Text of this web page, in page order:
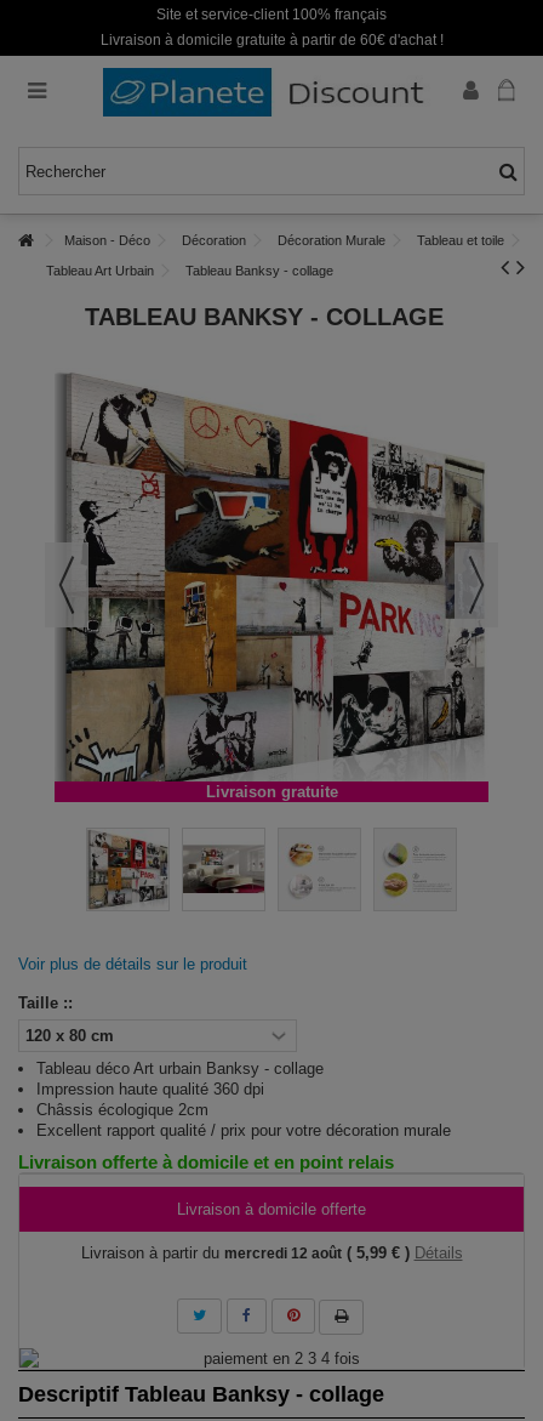
Site et service-client 100% français
Livraison à domicile gratuite à partir de 60€ d'achat !
Maison - Déco Décoration Décoration Murale Tableau et toile
Tableau Art Urbain Tableau Banksy - collage
TABLEAU BANKSY - COLLAGE
Livraison gratuite
Voir plus de détails sur le produit
Taille ::
Tableau déco Art urbain Banksy - collage
Impression haute qualité 360 dpi
Châssis écologique 2cm
Excellent rapport qualité / prix pour votre décoration murale
Livraison offerte à domicile et en point relais
Livraison à domicile offerte
Livraison à partir du mercredi 12 août ( 5,99 € ) Détails
Descriptif Tableau Banksy - collage